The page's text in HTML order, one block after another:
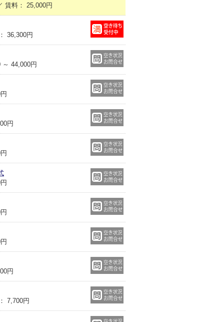
賃料： 25,000円
36,300円
44,000円
円
円
7,700円